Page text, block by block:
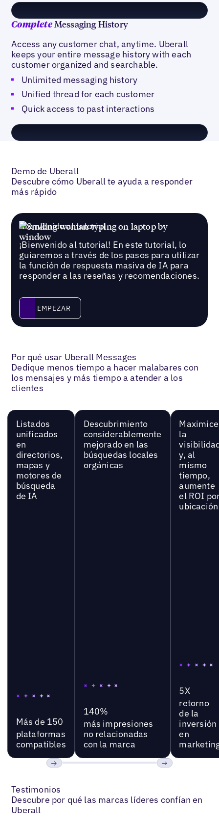
CompleteMessaging History
Access any customer chat, anytime. Uberall
keeps your entire message history with each
customer organized and searchable.
Unlimited messaging history
Unified thread for each customer
Quick access to past interactions
Demo de Uberall
Descubre cómo Uberall te ayuda a responder
más rápido
Bienvenido al tutorial
¡Bienvenido al tutorial! En este tutorial, lo
guiaremos a través de los pasos para utilizar
la función de respuesta masiva de IA para
responder a las reseñas y recomendaciones.
EmpezarEMPEZAR
Por qué usar Uberall Messages
Dedique menos tiempo a hacer malabares con
los mensajes y más tiempo a atender a los
clientes
Listados
unificados
en
directorios,
mapas y
motores de
búsqueda
de IA
Más de 150
plataformas
compatibles
Descubrimiento
considerablemente
mejorado en las
búsquedas locales
orgánicas
140%
más impresiones
no relacionadas
con la marca
Maximice
la
y, al
mismo
tiempo,
aumente
el ROI
ubicación
5X
retorno
de la
inversión
en
Testimonios
Descubre por qué las marcas líderes confían en
Uberall